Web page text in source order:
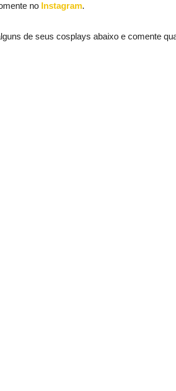
no Instagram.
de seus cosplays abaixo e comente